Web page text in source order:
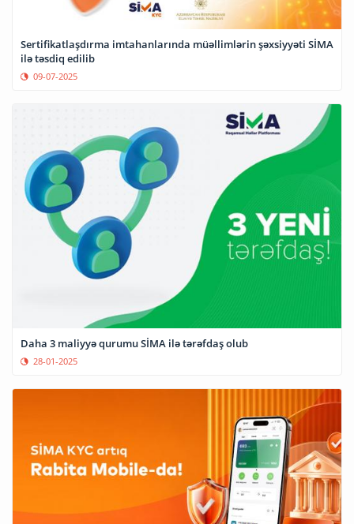
Sertifikatlaşdırma imtahanlarında müəllimlərin şəxsiyyəti SİMA
ilə təsdiq edilib
09-07-2025
Daha 3 maliyyə qurumu SİMA ilə tərəfdaş olub
28-01-2025